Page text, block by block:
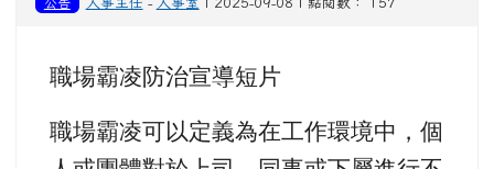
人事主任 - 人事室 | 2025-09-08 | 點閱數： 157
職場霸凌防治宣導短片
職場霸凌可以定義為在工作環境中，個